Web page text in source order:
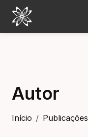
Autor
Início Publicações